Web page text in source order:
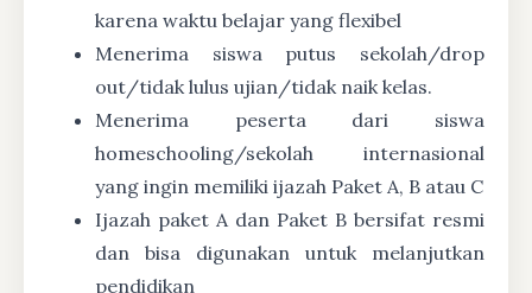
karena waktu belajar yang flexibel
Menerima siswa putus sekolah/drop
out/tidak lulus ujian/tidak naik kelas.
Menerima peserta dari siswa
homeschooling/sekolah internasional
yang ingin memiliki ijazah Paket A, B atau C
Ijazah paket A dan Paket B bersifat resmi
dan bisa digunakan untuk melanjutkan
pendidikan